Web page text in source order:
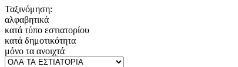
Ταξινόμηση:
αλφαβητικά
κατά τύπο εστιατορίου
κατά δημοτικότητα
μόνο τα ανοιχτά